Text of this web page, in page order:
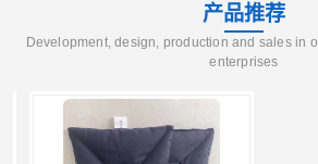
产品推荐
Development, design, production and sales in
enterprises